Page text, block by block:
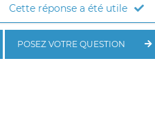
Cette réponse a été utile
POSEZ VOTRE QUESTION